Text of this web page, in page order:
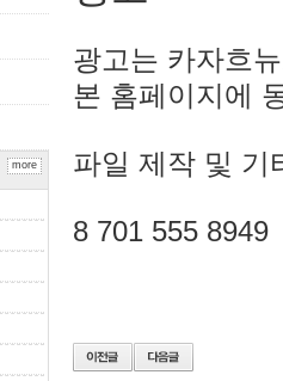
more
광고는 카자흐
본 홈페이지에
파일 제작 및 기
8 701 555 8949